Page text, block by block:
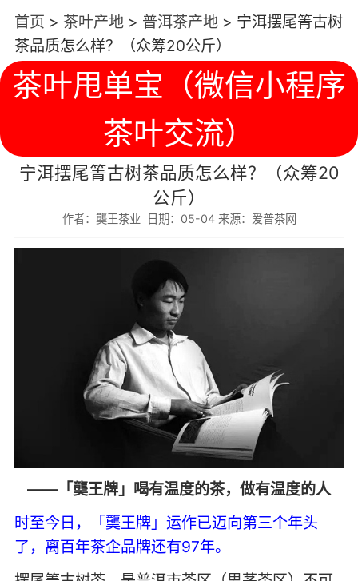
首页 > 茶叶产地> 普洱茶产地> 宁洱摆尾箐古树
茶品质怎么样？（众筹20公斤）
茶叶甩单宝（微信小程序
茶叶交流）
宁洱摆尾箐古树茶品质怎么样？（众筹20
公斤）
作者：龑王茶业 日期：05-04 来源：爱普茶网
——「龑王牌」喝有温度的茶，做有温度的人
时至今日，「龑王牌」运作已迈向第三个年头
了，离百年茶企品牌还有97年。